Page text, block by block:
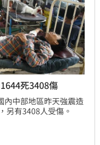
死3408傷
內中部地區昨天強震造
另有3408人受傷。